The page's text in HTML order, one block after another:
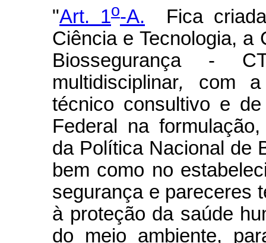
"Art. 1o-A. Fica
Ciência e Tecnologia, a
Biossegurança -
multidisciplinar, com a
técnico consultivo e
Federal na
da Política Nacional de
bem como no
segurança e pareceres
à proteção da saúde
do meio ambiente,